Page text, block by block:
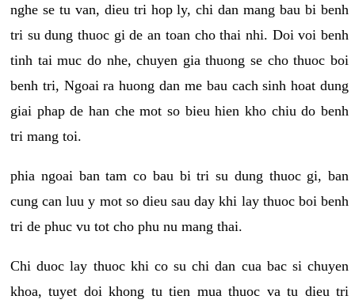
nghe se tu van, dieu tri hop ly, chi dan mang bau bi benh
tri su dung thuoc gi de an toan cho thai nhi. Doi voi benh
tinh tai muc do nhe, chuyen gia thuong se cho thuoc boi
benh tri, Ngoai ra huong dan me bau cach sinh hoat dung
giai phap de han che mot so bieu hien kho chiu do benh
tri mang toi.
phia ngoai ban tam co bau bi tri su dung thuoc gi, ban
cung can luu y mot so dieu sau day khi lay thuoc boi benh
tri de phuc vu tot cho phu nu mang thai.
Chi duoc lay thuoc khi co su chi dan cua bac si chuyen
khoa, tuyet doi khong tu tien mua thuoc va tu dieu tri